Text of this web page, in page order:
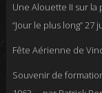
Une Alouette II sur la
“Jour le plus long”27
Fête Aérienne de
Souvenir de